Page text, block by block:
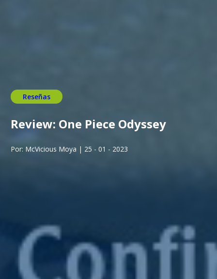
Reseñas
Review: One Piece Odyssey
Por: McVicious Moya | 25 - 01 - 2023